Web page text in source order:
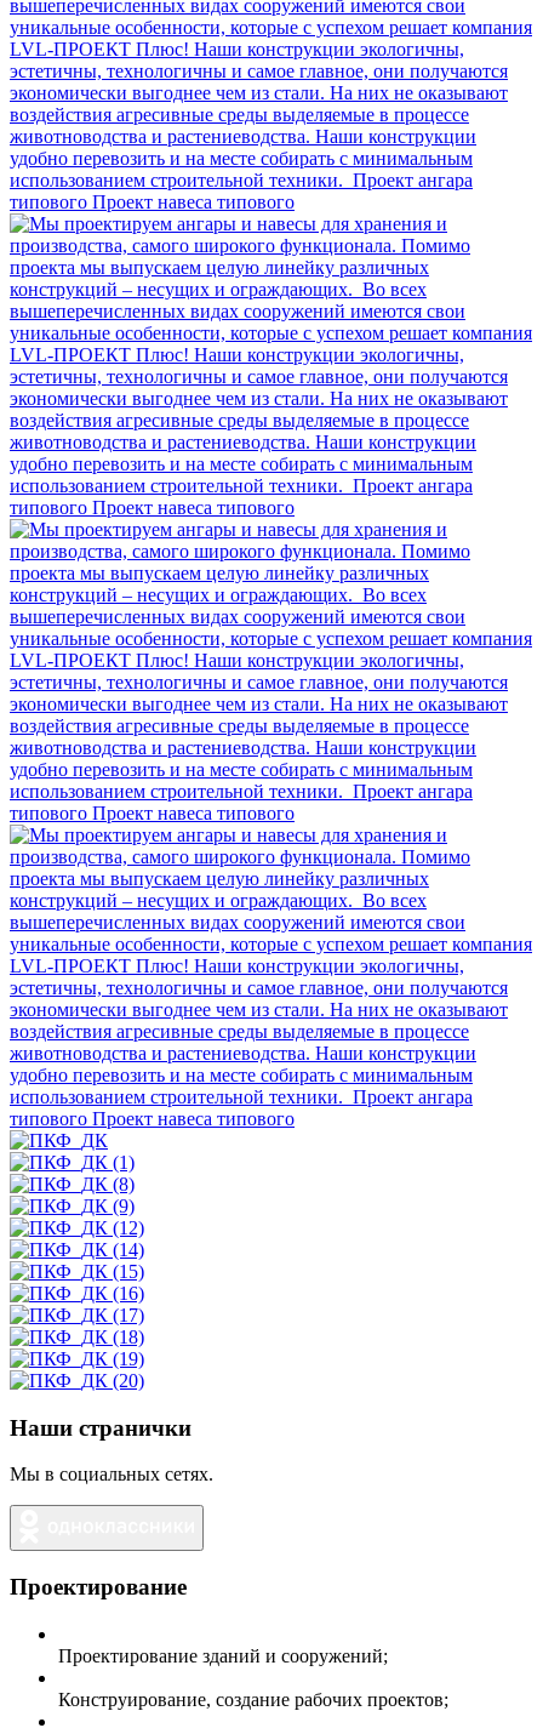
Наши странички
Мы в социальных сетях.
Проектирование
Проектирование зданий и сооружений;
Конструирование, создание рабочих проектов;